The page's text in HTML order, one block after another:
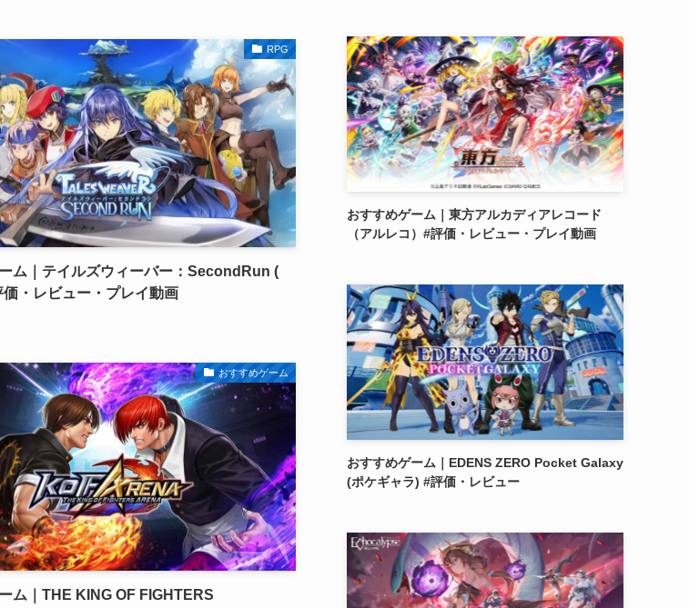
RPG
ム｜テイルズウィーバー：SecondRun (
・レビュー・プレイ動画
おすすめゲーム
ム｜THE KING OF FIGHTERS
おすすめゲーム｜東方アルカディアレコード
（アルレコ）#評価・レビュー・プレイ動画
おすすめゲーム｜EDENS ZERO Pocket Galaxy
(ポケギャラ) #評価・レビュー